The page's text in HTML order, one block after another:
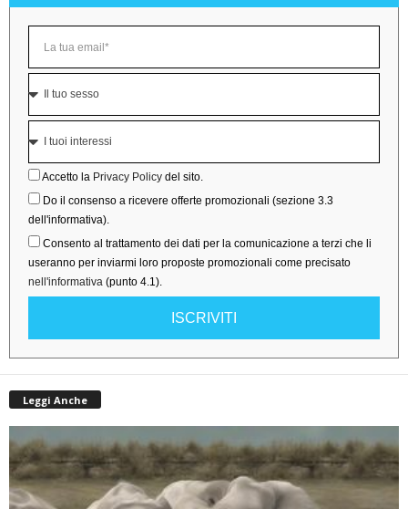
Accetto la Privacy Policy del sito.
Do il consenso a ricevere offerte promozionali (sezione 3.3
dell'informativa).
Consento al trattamento dei dati per la comunicazione a terzi che li
useranno per inviarmi loro proposte promozionali come precisato
nell'informativa (punto 4.1).
ISCRIVITI
Leggi Anche